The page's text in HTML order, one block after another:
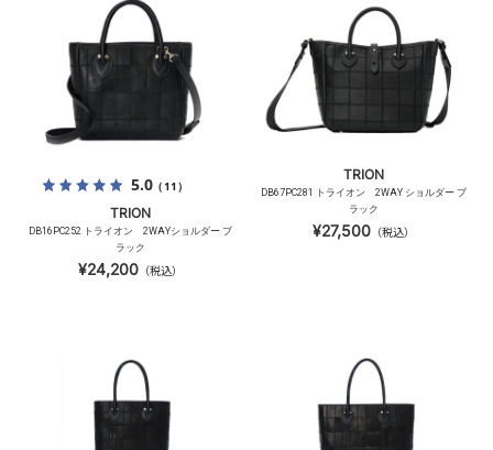
5.0（11）
TRION
DB16PC252 トライオン 2WAYショルダー ブ
ラック
¥24,200（税込）
TRION
DB67PC281 トライオン 2WAY ショルダー ブ
ラック
¥27,500（税込）